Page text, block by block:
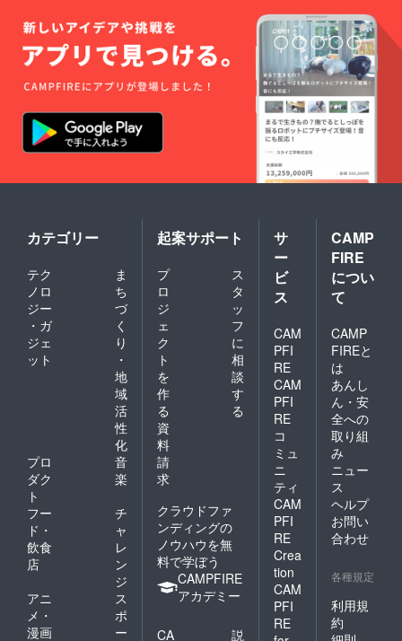
カテゴリー
テク
ノロ
ジー
・ガ
ジェ
ット
ま
ち
づ
く
り
・
地
域
活
性
化
プロ
ダク
ト
音
楽
フー
ド・
飲食
店
チ
ャ
レ
ン
ジ
アニ
メ・
漫画
ス
ポ
ー
起案サポート
プ
ロ
ジ
ェ
ク
ト
を
作
る
ス
タ
ッ
フ
に
相
談
す
る
資
料
請
求
クラウドファ
ンディングの
ノウハウを無
料で学ぼう
CAMPFIRE
アカデミー
CA 説
サ
ー
ビ
ス
CAM
PFI
RE
CAM
PFI
RE
コ
ミュ
ニ
ティ
CAM
PFI
RE
Crea
tion
CAM
PFI
RE
CAMP
FIRE
につい
て
CAMP
FIREと
は
あんし
ん・安
全への
取り組
み
ニュー
ス
ヘルプ
お問い
合わせ
各種規定
利用規
約